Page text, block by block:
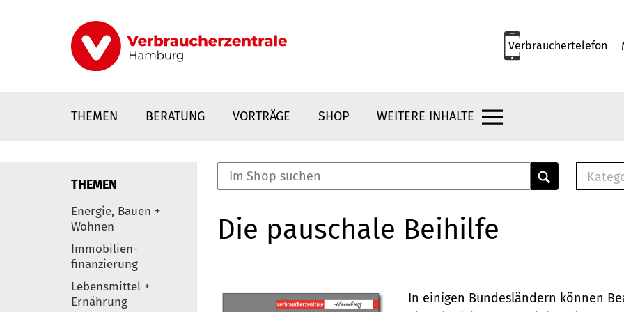
Verbrauchertelefon
THEMEN BERATUNG VORTRÄGE SHOP WEITERE INHALTE
Elemente
THEMEN
Energie, Bauen +
Wohnen
Immobilien-
finanzierung
Lebensmittel +
Ernährung
Die pauschale Beihilfe
In einigen Bundesländern können